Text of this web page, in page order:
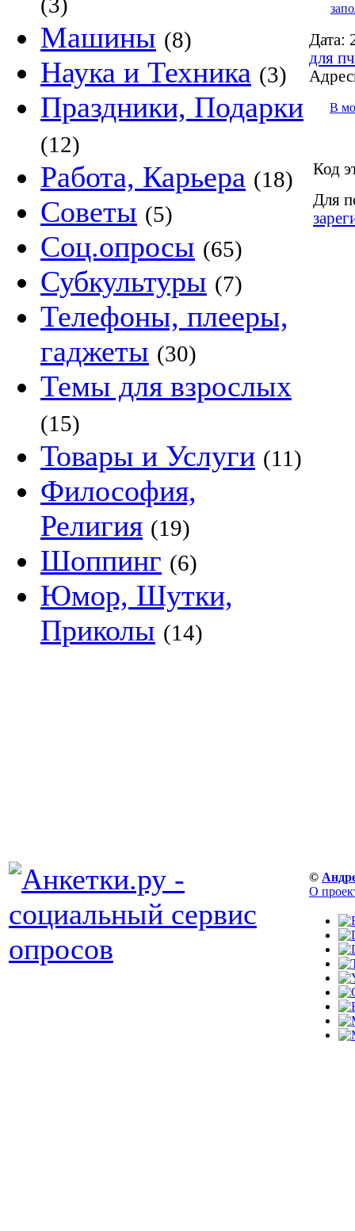
Машины (8)
Наука и Техника (3)
Праздники, Подарки
(12)
Работа, Карьера (18)
Советы (5)
Соц.опросы (65)
Субкультуры (7)
Телефоны, плееры,
гаджеты (30)
Темы для взрослых
(15)
Товары и Услуги (11)
Философия,
Религия (19)
Шоппинг (6)
Юмор, Шутки,
Приколы (14)
Дата:
для пч
В
Код
Для
©
О